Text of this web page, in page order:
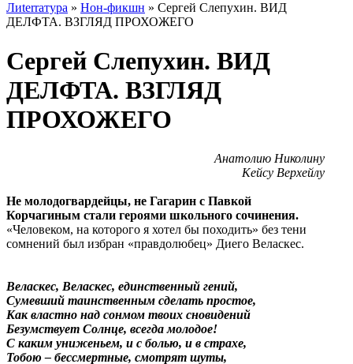
Лиterraтура » Нон-фикшн » Cергей Слепухин. ВИД
ДЕЛФТА. ВЗГЛЯД ПРОХОЖЕГО
Cергей Слепухин. ВИД
ДЕЛФТА. ВЗГЛЯД
ПРОХОЖЕГО
Анатолию Николину
Кейсу Верхейлу
Не молодогвардейцы, не Гагарин c Павкой
Корчагиным стали героями школьного сочинения.
«Человеком, на которого я хотел бы походить» без тени
сомнений был избран «правдолюбец» Диего Веласкес.
Веласкес, Веласкес, единственный гений,
Сумевший таинственным сделать простое,
Как властно над сонмом твоих сновидений
Безумствует Солнце, всегда молодое!
С каким униженьем, и с болью, и в страхе,
Тобою – бессмертные, смотрят шуты,